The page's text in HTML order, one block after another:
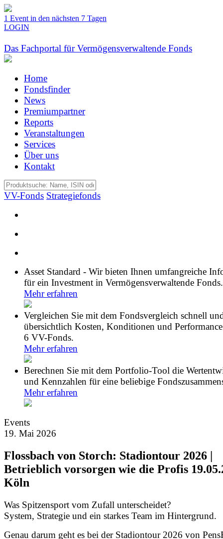
1 Event in den nächsten 7 Tagen
LOGIN
Das Fachportal für Vermögensverwaltende Fonds
Home
Fondsfinder
News
Premiumpartner
Reports
Veranstaltungen
Services
Über uns
Kontakt
VV-Fonds Strategiefonds
Asset Standard - Wir bieten Ihnen umfangreiche
für ein Investment in Vermögensverwaltende Fonds.
Mehr erfahren
Vergleichen Sie mit dem Fondsvergleich schnell
übersichtlich Kosten, Konditionen und
6 VV-Fonds.
Mehr erfahren
Berechnen Sie mit dem Portfolio-Tool die
und Kennzahlen für eine beliebige
Mehr erfahren
Events
19. Mai 2026
Flossbach von Storch: Stadiontour 2026 |
Betrieblich vorsorgen wie die Profis
Köln
Was Spitzensport vom Zufall unterscheidet?
System, Strategie und ein starkes Team im Hintergrund.
Genau darum geht es bei der Stadiontour 2026 von